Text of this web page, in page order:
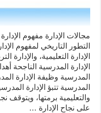
مجالات الإدارة مفهوم
التطور التاريخي لمفهوم
الإدارة التعليمية، والإدارة
الإدارة المدرسية الناجحة
المدرسية وظيفة الإدارة
المدرسية تتبؤ الإدارة
والتعليمية برمتها، ويتوقف
على نجاح الإدارة …